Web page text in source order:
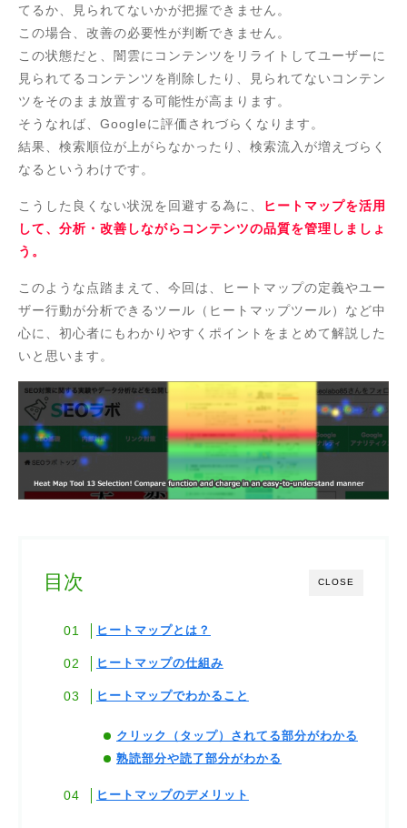
てるか、見られてないかが把握できません。
この場合、改善の必要性が判断できません。
この状態だと、闇雲にコンテンツをリライトしてユーザーに
見られてるコンテンツを削除したり、見られてないコンテン
ツをそのまま放置する可能性が高まります。
そうなれば、Googleに評価されづらくなります。
結果、検索順位が上がらなかったり、検索流入が増えづらく
なるというわけです。
こうした良くない状況を回避する為に、
ヒートマップを活用
して、分析・改善しながらコンテンツの品質を管理しましょ
う。
このような点踏まえて、今回は、ヒートマップの定義やユー
ザー行動が分析できるツール（ヒートマップツール）など中
心に、初心者にもわかりやすくポイントをまとめて解説した
いと思います。
CLOSE
目次
ヒートマップとは？
ヒートマップの仕組み
ヒートマップでわかること
クリック（タップ）されてる部分がわかる
熟読部分や読了部分がわかる
ヒートマップのデメリット